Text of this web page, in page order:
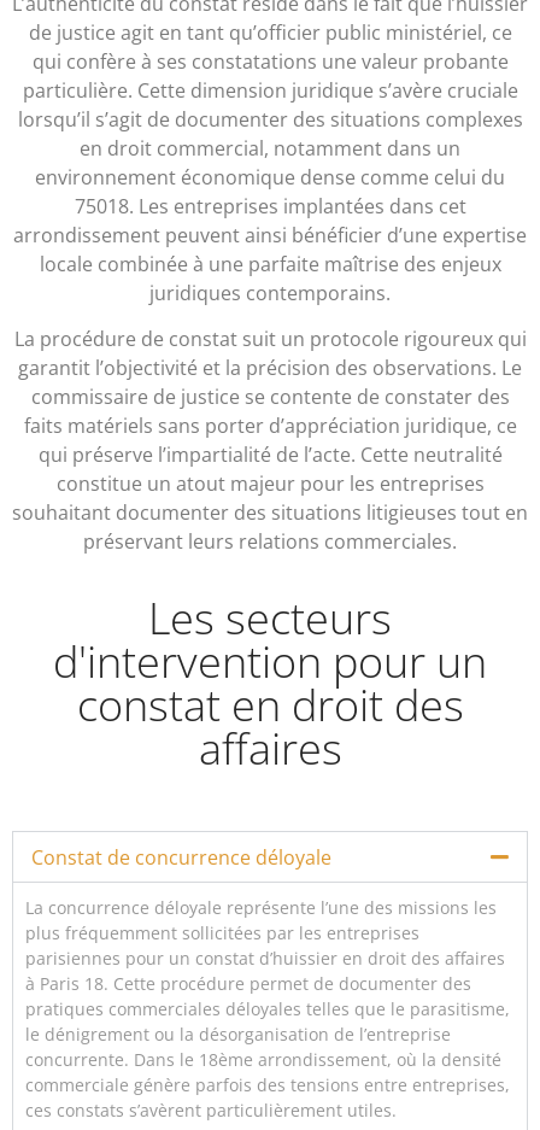
de justice agit en tant qu’officier public ministériel, ce
qui confère à ses constatations une valeur probante
particulière. Cette dimension juridique s’avère cruciale
lorsqu’il s’agit de documenter des situations complexes
en droit commercial, notamment dans un
environnement économique dense comme celui du
75018. Les entreprises implantées dans cet
arrondissement peuvent ainsi bénéficier d’une expertise
locale combinée à une parfaite maîtrise des enjeux
juridiques contemporains.
La procédure de constat suit un protocole rigoureux qui
garantit l’objectivité et la précision des observations. Le
commissaire de justice se contente de constater des
faits matériels sans porter d’appréciation juridique, ce
qui préserve l’impartialité de l’acte. Cette neutralité
constitue un atout majeur pour les entreprises
souhaitant documenter des situations litigieuses tout en
préservant leurs relations commerciales.
Les secteurs
d'intervention pour un
constat en droit des
affaires
Constat de concurrence déloyale
La concurrence déloyale représente l’une des missions les
plus fréquemment sollicitées par les entreprises
parisiennes pour un constat d’huissier en droit des affaires
à Paris 18. Cette procédure permet de documenter des
pratiques commerciales déloyales telles que le parasitisme,
le dénigrement ou la désorganisation de l’entreprise
concurrente. Dans le 18ème arrondissement, où la densité
commerciale génère parfois des tensions entre entreprises,
ces constats s’avèrent particulièrement utiles.